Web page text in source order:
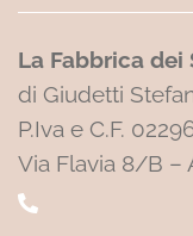
La Fabbrica dei
di Giudetti
P.Iva e C.F.
Via Flavia 8/B –